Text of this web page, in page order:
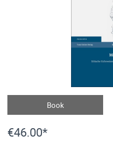
Book
€46.00*